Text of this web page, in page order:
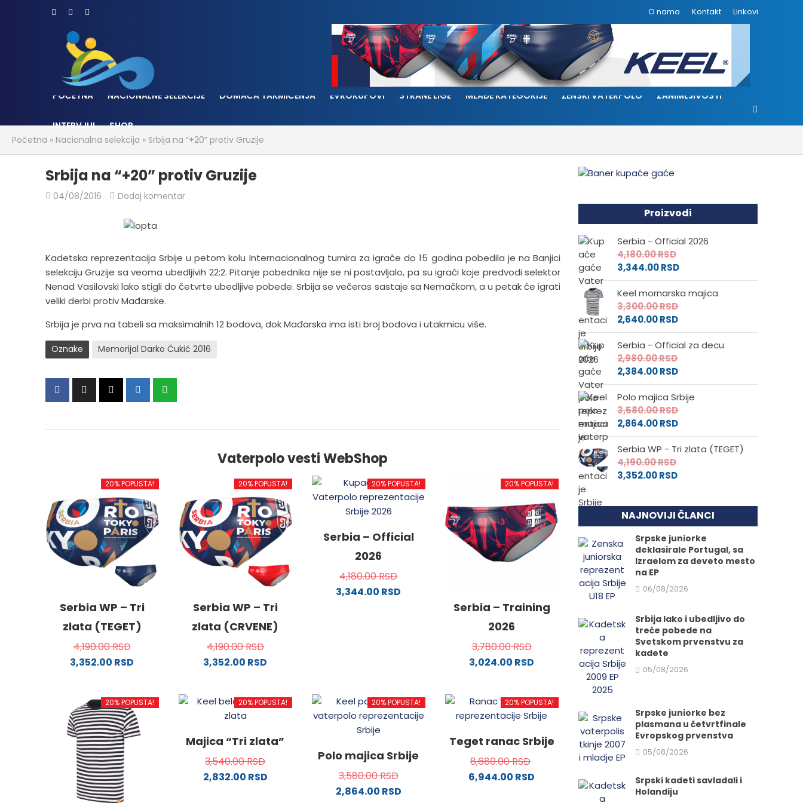
O nama Kontakt Linkovi
POČETNA NACIONALNE SELEKCIJE DOMAĆA TAKMIČENJA EVROKUPOVI STRANE LIGE MLAĐE KATEGORIJE ŽENSKI VATERPOLO ZANIMLJIVOSTI
INTERVJUI
SHOP
Početna » Nacionalna selekcija » Srbija na “+20” protiv Gruzije
Srbija na “+20” protiv Gruzije
04/08/2016 Dodaj komentar
Kadetska reprezentacija Srbije u petom kolu Internacionalnog turnira za igrače do 15 godina pobedila je na Banjici
selekciju Gruzije sa veoma ubedljivih 22:2. Pitanje pobednika nije se ni postavljalo, pa su igrači koje predvodi selektor
Nenad Vasilovski lako stigli do četvrte ubedljive pobede. Srbija se večeras sastaje sa Nemačkom, a u petak će igrati
veliki derbi protiv Mađarske.
Srbija je prva na tabeli sa maksimalnih 12 bodova, dok Mađarska ima isti broj bodova i utakmicu više.
Oznake Memorijal Darko Čukić 2016
Vaterpolo vesti WebShop
20% POPUSTA!
Serbia WP – Tri
zlata (TEGET)
4,190.00RSD
3,352.00 RSD
ima
više
varijanti.
Opcije
mogu
biti
izabrane
20% POPUSTA!
Serbia WP – Tri
zlata (CRVENE)
4,190.00RSD
3,352.00 RSD
ima
više
varijanti.
Opcije
mogu
biti
20% POPUSTA!
Serbia – Official
2026
4,180.00RSD
3,344.00 RSD
biti
izabrane
na
stranici
proizvoda.
20% POPUSTA!
Serbia – Training
2026
3,780.00RSD
3,024.00 RSD
ima
više
varijanti.
Opcije
mogu
biti
20% POPUSTA! 20% POPUSTA!
Majica “Tri zlata”
3,540.00RSD
2,832.00 RSD
20% POPUSTA!
Polo majica Srbije
3,580.00RSD
2,864.00 RSD
20% POPUSTA!
Teget ranac Srbije
8,680.00RSD
6,944.00 RSD
Proizvodi
Serbia - Official 2026
4,180.00RSD
3,344.00RSD
Keel mornarska majica
3,300.00RSD
2,640.00RSD
Serbia - Official za decu
2,980.00RSD
2,384.00RSD
Polo majica Srbije
3,580.00RSD
2,864.00RSD
Serbia WP - Tri zlata (TEGET)
4,190.00RSD
3,352.00RSD
NAJNOVIJI ČLANCI
Srpske juniorke
deklasirale Portugal, sa
Izraelom za deveto mesto
na EP
06/08/2026
Srbija lako i ubedljivo do
treće pobede na
Svetskom prvenstvu za
kadete
05/08/2026
Srpske juniorke bez
plasmana u četvrtfinale
Evropskog prvenstva
05/08/2026
Srpski kadeti savladali i
Holandiju